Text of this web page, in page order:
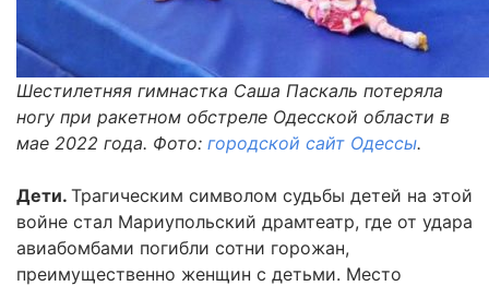
Шестилетняя гимнастка Саша Паскаль потеряла
ногу при ракетном обстреле Одесской области в
мае 2022 года. Фото: городской сайт Одессы.
Дети. Трагическим символом судьбы детей на этой
войне стал Мариупольский драмтеатр, где от удара
авиабомбами погибли сотни горожан,
преимущественно женщин с детьми. Место